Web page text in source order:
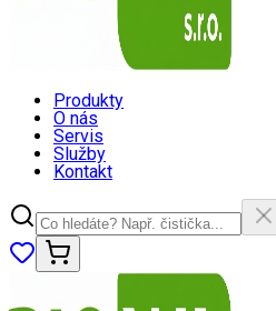
Produkty
O nás
Servis
Služby
Kontakt